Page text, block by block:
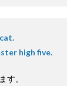
high five.
す。